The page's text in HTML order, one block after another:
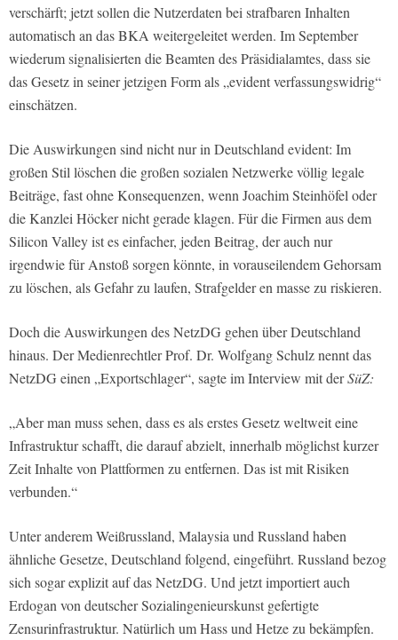
verschärft; jetzt sollen die Nutzerdaten bei strafbaren Inhalten
automatisch an das BKA weitergeleitet werden. Im September
wiederum signalisierten die Beamten des Präsidialamtes, dass sie
das Gesetz in seiner jetzigen Form als „evident verfassungswidrig“
einschätzen.
Die Auswirkungen sind nicht nur in Deutschland evident: Im
großen Stil löschen die großen sozialen Netzwerke völlig legale
Beiträge, fast ohne Konsequenzen, wenn Joachim Steinhöfel oder
die Kanzlei Höcker nicht gerade klagen. Für die Firmen aus dem
Silicon Valley ist es einfacher, jeden Beitrag, der auch nur
irgendwie für Anstoß sorgen könnte, in vorauseilendem Gehorsam
zu löschen, als Gefahr zu laufen, Strafgelder en masse zu riskieren.
Doch die Auswirkungen des NetzDG gehen über Deutschland
hinaus. Der Medienrechtler Prof. Dr. Wolfgang Schulz nennt das
NetzDG einen „Exportschlager“, sagte im Interview mit derSüZ:
„Aber man muss sehen, dass es als erstes Gesetz weltweit eine
Infrastruktur schafft, die darauf abzielt, innerhalb möglichst kurzer
Zeit Inhalte von Plattformen zu entfernen. Das ist mit Risiken
verbunden.“
Unter anderem Weißrussland, Malaysia und Russland haben
ähnliche Gesetze, Deutschland folgend, eingeführt. Russland bezog
sich sogar explizit auf das NetzDG. Und jetzt importiert auch
Erdogan von deutscher Sozialingenieurskunst gefertigte
Zensurinfrastruktur. Natürlich um Hass und Hetze zu bekämpfen.